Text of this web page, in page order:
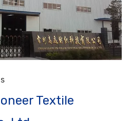
Textile